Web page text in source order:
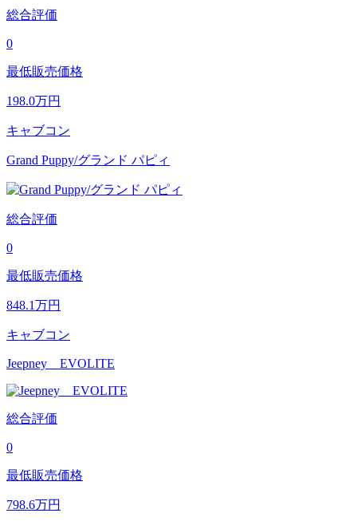
総合評価
0
最低販売価格
198.0万円
キャブコン
Grand Puppy/グランド パピィ
総合評価
0
最低販売価格
848.1万円
キャブコン
Jeepney EVOLITE
総合評価
0
最低販売価格
798.6万円